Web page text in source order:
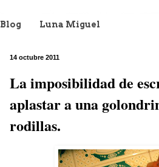
Blog Luna Miguel
14 octubre 2011
La imposibilidad de
aplastar a una
rodillas.